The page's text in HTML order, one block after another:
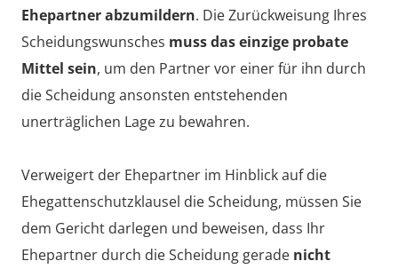
Ehepartner abzumildern. Die Zurückweisung Ihres
Scheidungswunsches muss das einzige probate
Mittel sein, um den Partner vor einer für ihn durch
die Scheidung ansonsten entstehenden
unerträglichen Lage zu bewahren.
Verweigert der Ehepartner im Hinblick auf die
Ehegattenschutzklausel die Scheidung, müssen Sie
dem Gericht darlegen und beweisen, dass Ihr
Ehepartner durch die Scheidung gerade nicht